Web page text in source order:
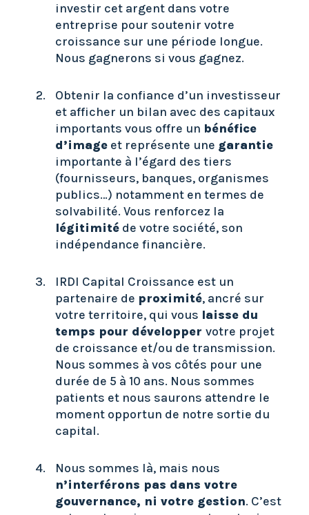
investir cet argent dans votre
entreprise pour soutenir votre
croissance sur une période longue.
Nous gagnerons si vous gagnez.
Obtenir la confiance d’un investisseur
et afficher un bilan avec des capitaux
importants vous offre un bénéfice
d’image et représente une garantie
importante à l’égard des tiers
(fournisseurs, banques, organismes
publics…) notamment en termes de
solvabilité. Vous renforcez la
légitimité de votre société, son
indépendance financière.
IRDI Capital Croissance est un
partenaire de proximité, ancré sur
votre territoire, qui vous laisse du
temps pour développer votre projet
de croissance et/ou de transmission.
Nous sommes à vos côtés pour une
durée de 5 à 10 ans. Nous sommes
patients et nous saurons attendre le
moment opportun de notre sortie du
capital.
Nous sommes là, mais nous
n’interférons pas dans votre
gouvernance, ni votre gestion. C’est